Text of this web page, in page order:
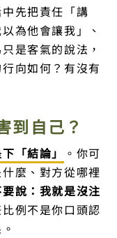
先把責任「講
為他會讓我」、
是客氣的說法，
向如何？有沒有
到自己？
「結論」
。你可
麼、對方從哪裡
說：我就是沒注
例不是你口頭認